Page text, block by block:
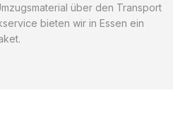
über den Transport
bieten wir in Essen ein